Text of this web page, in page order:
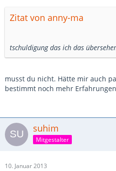
Zitat von anny-ma
tschuldigung das ich das
musst du nicht. Hätte mir auch
bestimmt noch mehr
suhim
Mitgestalter
10. Januar 2013